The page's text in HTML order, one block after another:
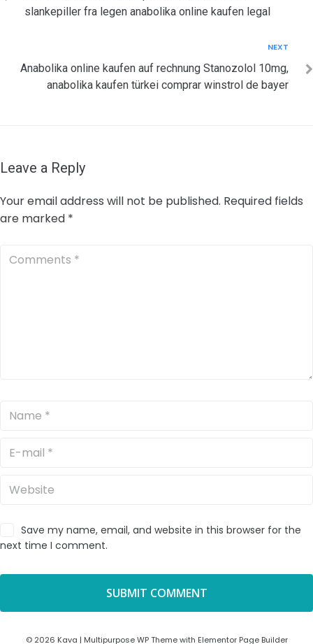
slankepiller fra legen anabolika online kaufen legal
NEXT
Anabolika online kaufen auf rechnung Stanozolol 10mg,
anabolika kaufen türkei comprar winstrol de bayer
Leave a Reply
Your email address will not be published. Required fields
are marked *
Save my name, email, and website in this browser for the
next time I comment.
© 2026 Kava | Multipurpose WP Theme with Elementor Page Builder